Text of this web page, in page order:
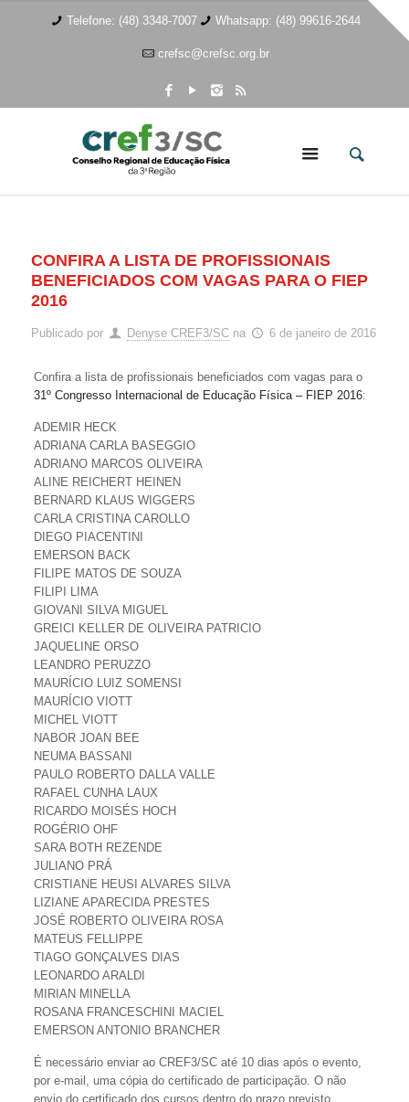
Telefone: (48) 3348-7007 Whatsapp: (48) 99616-2644
crefsc@crefsc.org.br
CONFIRA A LISTA DE PROFISSIONAIS
BENEFICIADOS COM VAGAS PARA O FIEP
2016
Publicado por Denyse CREF3/SC na 6 de janeiro de 2016
Confira a lista de profissionais beneficiados com vagas para o
31º Congresso Internacional de Educação Física – FIEP 2016:
ADEMIR HECK
ADRIANA CARLA BASEGGIO
ADRIANO MARCOS OLIVEIRA
ALINE REICHERT HEINEN
BERNARD KLAUS WIGGERS
CARLA CRISTINA CAROLLO
DIEGO PIACENTINI
EMERSON BACK
FILIPE MATOS DE SOUZA
FILIPI LIMA
GIOVANI SILVA MIGUEL
GREICI KELLER DE OLIVEIRA PATRICIO
JAQUELINE ORSO
LEANDRO PERUZZO
MAURÍCIO LUIZ SOMENSI
MAURÍCIO VIOTT
MICHEL VIOTT
NABOR JOAN BEE
NEUMA BASSANI
PAULO ROBERTO DALLA VALLE
RAFAEL CUNHA LAUX
RICARDO MOISÉS HOCH
ROGÉRIO OHF
SARA BOTH REZENDE
JULIANO PRÁ
CRISTIANE HEUSI ALVARES SILVA
LIZIANE APARECIDA PRESTES
JOSÉ ROBERTO OLIVEIRA ROSA
MATEUS FELLIPPE
TIAGO GONÇALVES DIAS
LEONARDO ARALDI
MIRIAN MINELLA
ROSANA FRANCESCHINI MACIEL
EMERSON ANTONIO BRANCHER
É necessário enviar ao CREF3/SC até 10 dias após o evento,
por e-mail, uma cópia do certificado de participação. O não
envio do certificado dos cursos dentro do prazo previsto